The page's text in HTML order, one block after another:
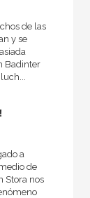
de las
y se
Badinter
a
de
Stora nos